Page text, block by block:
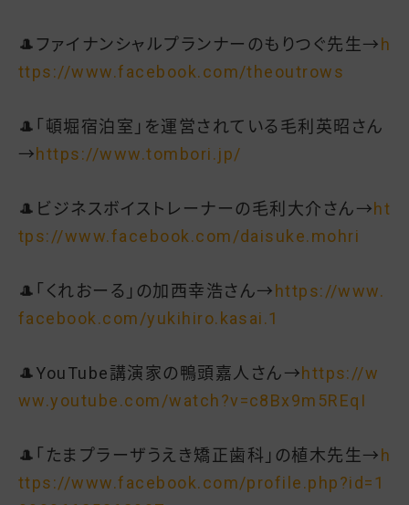
🎩ファイナンシャルプランナーのもりつぐ先生→h
ttps://www.facebook.com/theoutrows
🎩「頓堀宿泊室」を運営されている毛利英昭さん
→https://www.tombori.jp/
🎩ビジネスボイストレーナーの毛利大介さん→ht
tps://www.facebook.com/daisuke.mohri
🎩「くれおーる」の加西幸浩さん→https://www.
facebook.com/yukihiro.kasai.1
🎩YouTube講演家の鴨頭嘉人さん→https://w
ww.youtube.com/watch?v=c8Bx9m5REqI
🎩「たまプラーザうえき矯正歯科」の植木先生→h
ttps://www.facebook.com/profile.php?id=1